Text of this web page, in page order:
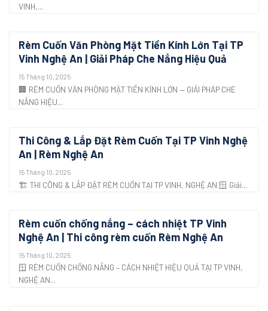
VINH,...
Rèm Cuốn Văn Phòng Mặt Tiền Kính Lớn Tại TP
Vinh Nghệ An | Giải Pháp Che Nắng Hiệu Quả
15 Tháng 10, 2025
🏢 RÈM CUỐN VĂN PHÒNG MẶT TIỀN KÍNH LỚN — GIẢI PHÁP CHE
NẮNG HIỆU...
Thi Công & Lắp Đặt Rèm Cuốn Tại TP Vinh Nghệ
An | Rèm Nghệ An
15 Tháng 10, 2025
🏗️ THI CÔNG & LẮP ĐẶT RÈM CUỐN TẠI TP VINH, NGHỆ AN 🪟 Giải...
Rèm cuốn chống nắng – cách nhiệt TP Vinh
Nghệ An | Thi công rèm cuốn Rèm Nghệ An
15 Tháng 10, 2025
🪟 RÈM CUỐN CHỐNG NẮNG – CÁCH NHIỆT HIỆU QUẢ TẠI TP VINH,
NGHỆ AN...